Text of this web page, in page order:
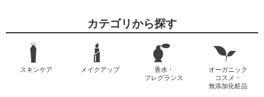
カテゴリから探す
スキンケア メイクアップ
香水・
フレグランス
オーガニック
コスメ・
無添加化粧品